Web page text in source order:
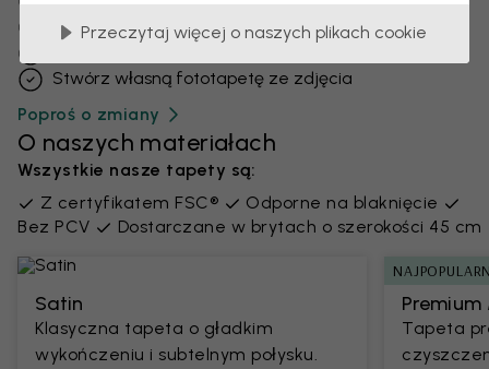
Dodaj lub usuń obiekt
Stwórz własną fototapetę ze zdjęcia
Poproś o zmiany
O naszych materiałach
Wszystkie nasze tapety są:
Z certyfikatem FSC®
Odporne na blaknięcie
Bez PCV
Dostarczane w brytach o szerokości 45 cm
Satin
Klasyczna tapeta o gładkim
wykończeniu i subtelnym połysku.
Tapeta
Przeczytaj więcej o naszych plikach cookie